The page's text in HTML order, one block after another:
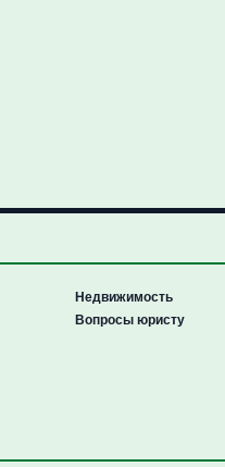
Недвижимость
Вопросы юристу